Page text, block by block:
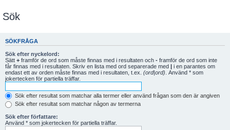
Sök
SÖKFRÅGA
Sök efter nyckelord:
Sätt + framför de ord som måste finnas med i resultaten och - framför de ord som inte
får finnas med i resultaten. Skriv en lista med ord separerade med | i en parantes om
endast ett av orden måste finnas med i resultaten, t.ex. (ord|ord) . Använd * som
jokertecken för partiella träffar.
Sök efter resultat som matchar alla termer eller använd frågan som den är angiven
Sök efter resultat som matchar någon av termerna
Sök efter författare:
Använd * som jokertecken för partiella träffar.